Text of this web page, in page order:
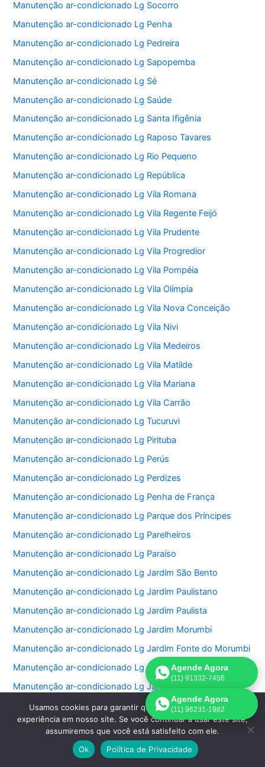
Manutenção ar-condicionado Lg Socorro
Manutenção ar-condicionado Lg Penha
Manutenção ar-condicionado Lg Pedreira
Manutenção ar-condicionado Lg Sapopemba
Manutenção ar-condicionado Lg Sé
Manutenção ar-condicionado Lg Saúde
Manutenção ar-condicionado Lg Santa Ifigênia
Manutenção ar-condicionado Lg Raposo Tavares
Manutenção ar-condicionado Lg Rio Pequeno
Manutenção ar-condicionado Lg República
Manutenção ar-condicionado Lg Vila Romana
Manutenção ar-condicionado Lg Vila Regente Feijó
Manutenção ar-condicionado Lg Vila Prudente
Manutenção ar-condicionado Lg Vila Progredior
Manutenção ar-condicionado Lg Vila Pompéia
Manutenção ar-condicionado Lg Vila Olímpia
Manutenção ar-condicionado Lg Vila Nova Conceição
Manutenção ar-condicionado Lg Vila Nivi
Manutenção ar-condicionado Lg Vila Medeiros
Manutenção ar-condicionado Lg Vila Matilde
Manutenção ar-condicionado Lg Vila Mariana
Manutenção ar-condicionado Lg Vila Carrão
Manutenção ar-condicionado Lg Tucuruvi
Manutenção ar-condicionado Lg Pirituba
Manutenção ar-condicionado Lg Perús
Manutenção ar-condicionado Lg Perdizes
Manutenção ar-condicionado Lg Penha de França
Manutenção ar-condicionado Lg Parque dos Príncipes
Manutenção ar-condicionado Lg Parelheiros
Manutenção ar-condicionado Lg Paraíso
Manutenção ar-condicionado Lg Jardim São Bento
Manutenção ar-condicionado Lg Jardim Paulistano
Manutenção ar-condicionado Lg Jardim Paulista
Manutenção ar-condicionado Lg Jardim Morumbi
Manutenção ar-condicionado Lg Jardim Fonte do Morumbi
Manutenção ar-condicionado Lg Jardim Europa
Manutenção ar-condicionado Lg Jardim das Perdizes
Manutenção ar-condicionado Lg Jardim das Acacias
Manutenção ar-condicionado Lg Jardim da Saúde
Manutenção ar-condicionado Lg Jardim Bonfiglioli
Agende Agora
(11) 91332-7456
Agende Agora
(11) 96231-1982
Usamos cookies para garantir que oferecemos a melhor
experiência em nosso site. Se você continuar a usar este site,
assumiremos que você está satisfeito com ele.
Ok
Política de Privacidade